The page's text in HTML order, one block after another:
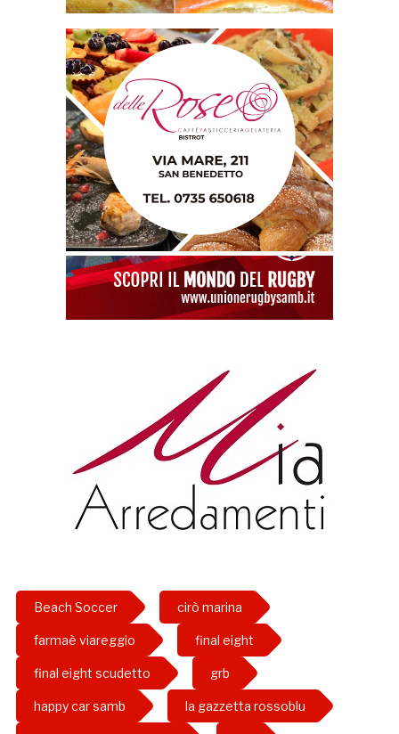
Beach Soccer cirò marina
farmaè viareggio final eight
final eight scudetto grb
happy car samb la gazzetta rossoblu